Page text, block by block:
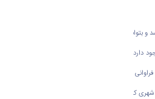
و بتواند به عنوان یک سوخت در صنعت و گاز شهری
دارد میزان ناخالصی بسیار کمی دارد، اما قبل‌تر از
داشته که یکی از آنها گاز گلخانه‌ای دی اکسید
کمتر باشد منجر به پاک‌تر بودن و ارزش حرارتی